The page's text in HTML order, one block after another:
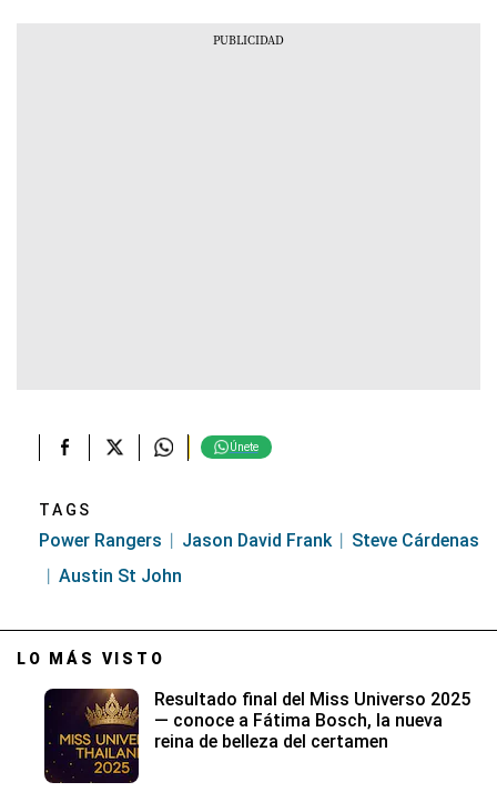
Únete
TAGS
Power Rangers Jason David Frank
Steve Cárdenas
Austin St John
LO MÁS VISTO
Resultado final del Miss Universo 2025
— conoce a Fátima Bosch, la nueva
reina de belleza del certamen